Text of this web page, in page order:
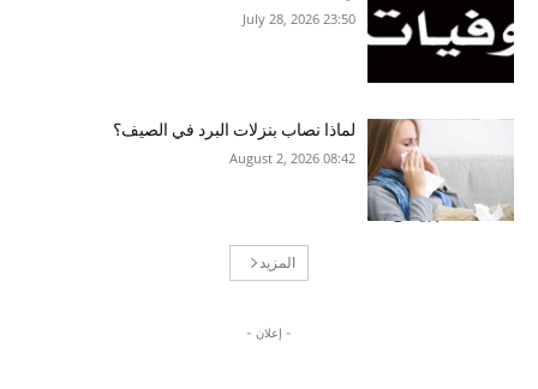
23:50 2026 ,July 28
لماذا نصاب بنزلات البرد في الصيف؟
08:42 2026 ,August 2
المزيد
- إعلان -